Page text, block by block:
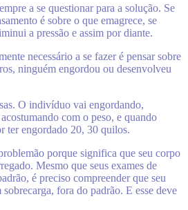
a se questionar para a solução. Se
é sobre o que emagrece, se
a pressão e assim por diante.
necessário a se fazer é pensar sobre
ninguém engordou ou desenvolveu
O indivíduo vai engordando,
com o peso, e quando
ter engordado 20, 30 quilos.
porque significa que seu corpo
Mesmo que seus exames de
é preciso compreender que seu
fora do padrão. E esse deve